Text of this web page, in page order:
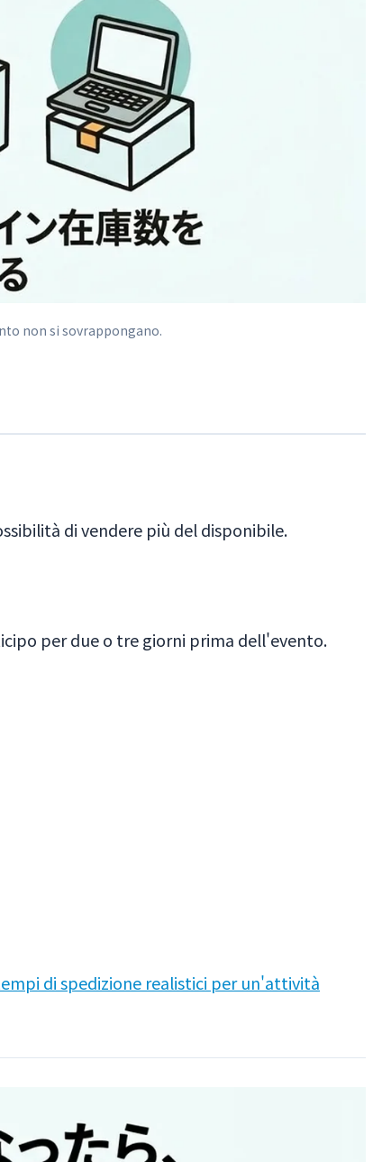
non si sovrappongano.
di vendere più del disponibile.
per due o tre giorni prima dell'evento.
di spedizione realistici per un'attività